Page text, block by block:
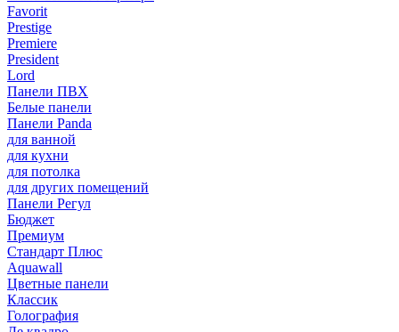
Favorit
Prestige
Premiere
President
Lord
Панели ПВХ
Белые панели
Панели Panda
для ванной
для кухни
для потолка
для других помещений
Панели Регул
Бюджет
Премиум
Стандарт Плюс
Aquawall
Цветные панели
Классик
Голография